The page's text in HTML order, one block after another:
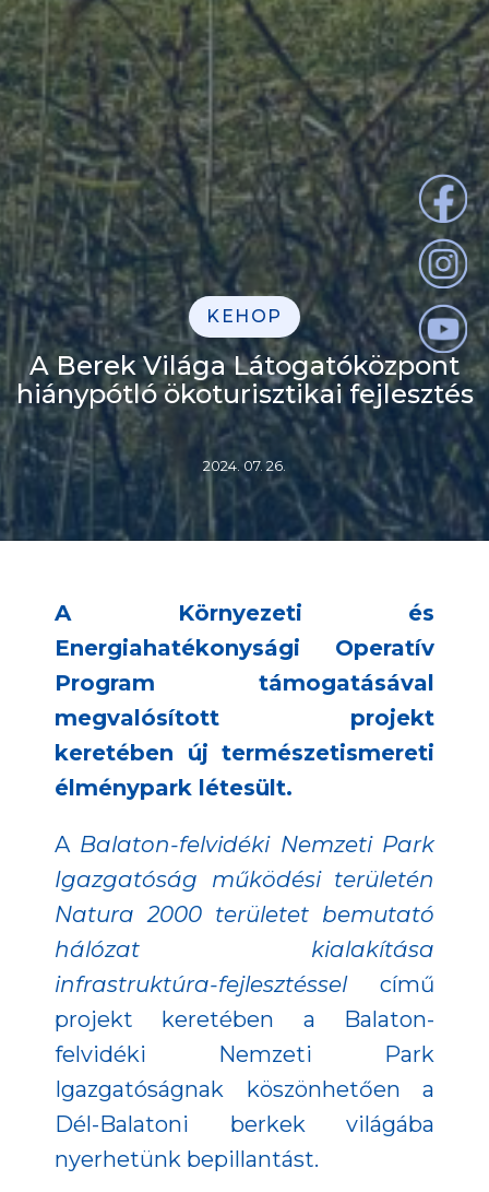
KEHOP
A Berek Világa Látogatóközpont
hiánypótló ökoturisztikai fejlesztés
2024. 07. 26.
A Környezeti és
Energiahatékonysági Operatív
Program támogatásával
megvalósított projekt
keretében új természetismereti
élménypark létesült.
A Balaton-felvidéki Nemzeti Park
Igazgatóság működési területén
Natura 2000 területet bemutató
hálózat kialakítása
infrastruktúra-fejlesztésselcímű
projekt keretében a Balaton-
felvidéki Nemzeti Park
Igazgatóságnak köszönhetően a
Dél-Balatoni berkek világába
nyerhetünk bepillantást.